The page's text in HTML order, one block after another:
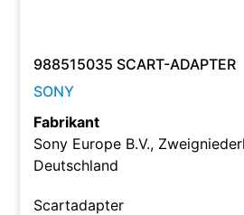
988515035 SCART-ADAPTER
SONY
Fabrikant
Sony Europe B.V.,
Deutschland
Scartadapter